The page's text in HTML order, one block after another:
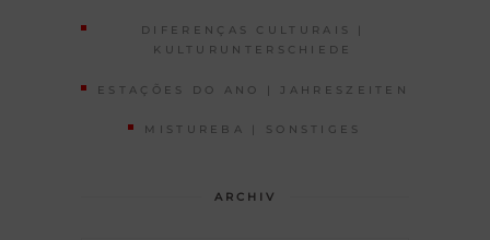
DIFERENÇAS CULTURAIS |
KULTURUNTERSCHIEDE
ESTAÇÕES DO ANO | JAHRESZEITEN
MISTUREBA | SONSTIGES
ARCHIV